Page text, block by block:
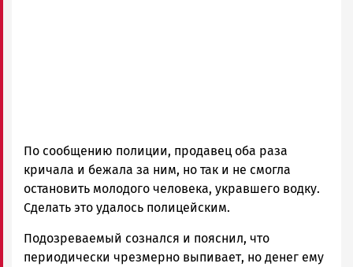
По сообщению полиции, продавец оба раза
кричала и бежала за ним, но так и не смогла
остановить молодого человека, укравшего водку.
Сделать это удалось полицейским.
Подозреваемый сознался и пояснил, что
периодически чрезмерно выпивает, но денег ему